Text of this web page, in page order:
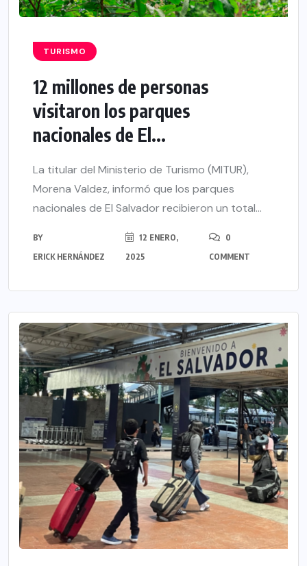
TURISMO
12 millones de personas
visitaron los parques
nacionales de El...
La titular del Ministerio de Turismo (MITUR),
Morena Valdez, informó que los parques
nacionales de El Salvador recibieron un total...
BY
ERICK HERNÁNDEZ
12 ENERO,
2025
0
COMMENT